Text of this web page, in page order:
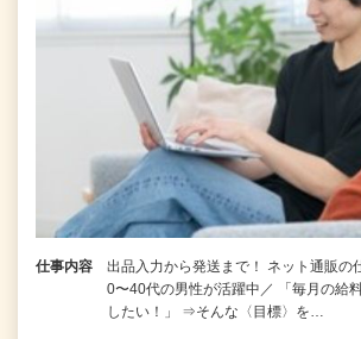
仕事内容
出品入力から発送まで！ ネット通販
0〜40代の男性が活躍中／ 「毎月の給
したい！」 ⇒そんな〈目標〉を…